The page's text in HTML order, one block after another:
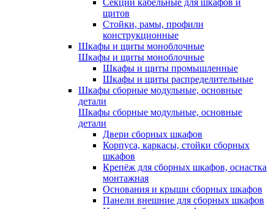
Секции кабельные для шкафов и
щитов
Стойки, рамы, профили
конструкционные
Шкафы и щиты моноблочные
Шкафы и щиты моноблочные
Шкафы и щиты промышленные
Шкафы и щиты распределительные
Шкафы сборные модульные, основные
детали
Шкафы сборные модульные, основные
детали
Двери сборных шкафов
Корпуса, каркасы, стойки сборных
шкафов
Крепёж для сборных шкафов, оснастка
монтажная
Основания и крыши сборных шкафов
Панели внешние для сборных шкафов